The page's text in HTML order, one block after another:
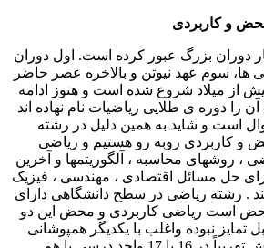
و کاربردی
دوران بزرگ عبور کرده است. اول دوران
ها، سوم عهد نیوتن و بالاخره عصر حاضر
1800 سال پیش از میلاد شروع شده است و هنوز ادامه
را دوره ی طلایی ریاضیات نام نهاده اند
است و شاید به همین دلیل در رشته
و کاربردی روبه رو هستیم و ریاضی
، روشهای محاسبه ، آلگوریتمها و آخرین
حل مسائل اقتصادی ، مهندسی ، فیزیک
. رشته ریاضی در سطح دانشگاهی دارای
است ریاضی کاربردی و محض این دو
تمایز نبوده واغلب با یکدیگر همپوشانی